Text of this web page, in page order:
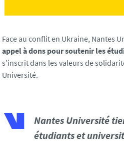
Face au conflit en Ukraine, Nantes
appel à dons pour soutenir les
s’inscrit dans les valeurs de
Université.
Nantes Université
étudiants et